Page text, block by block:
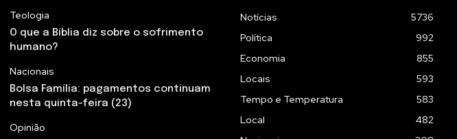
Teologia
O que a Bíblia diz sobre o sofrimento
humano?
Nacionais
Bolsa Família: pagamentos continuam
nesta quinta-feira (23)
Opinião
Notícias
5736
Política
992
Economia
855
Locais
593
Tempo e Temperatura
583
Local
482